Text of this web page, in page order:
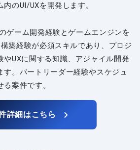
のUI/UXを開発します。
ゲーム開発経験とゲームエンジンを
築経験が必須スキルであり、プロジ
やUXに関する知識、アジャイル開発
す。パートリーダー経験やスケジュ
案件です。
詳細はこちら